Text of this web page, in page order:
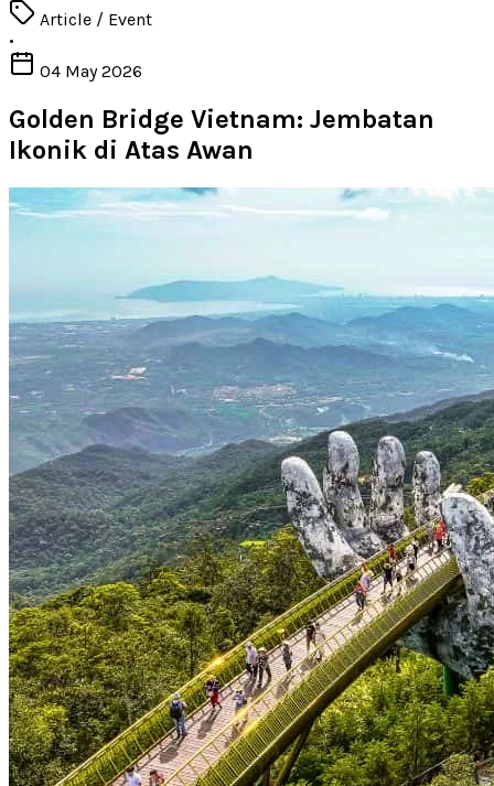
Article / Event
•
04 May 2026
Golden Bridge Vietnam: Jembatan
Ikonik di Atas Awan